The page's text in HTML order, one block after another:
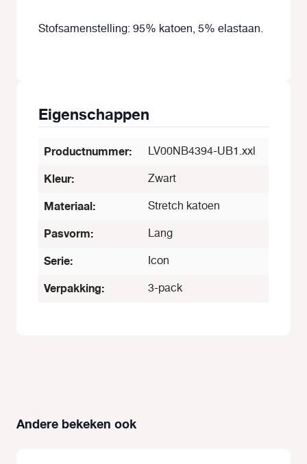
Stofsamenstelling: 95% katoen, 5% elastaan.
Eigenschappen
Productnummer: LV00NB4394-UB1.xxl
Kleur: Zwart
Materiaal: Stretch katoen
Pasvorm: Lang
Serie: Icon
Verpakking: 3-pack
Productgalerij overslaan
Andere bekeken ook